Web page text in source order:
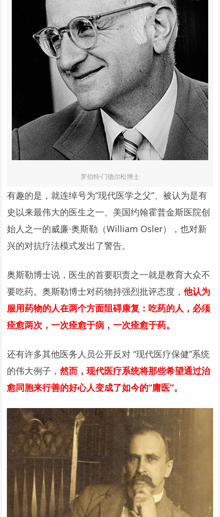
罗伯特·门德尔松博士
有趣的是，就连绰号为“现代医学之父”、被认为是有
史以来最伟大的医生之一、美国约翰霍普金斯医院创
始人之一的威廉·奥斯勒（William Osler），也对新
兴的对抗疗法模式发出了警告。
奥斯勒博士说，医生的首要职责之一就是教育大众不
要吃药。奥斯勒博士对药物持强烈批评态度，他认为
服用药物的人在两个方面阻碍康复：吃药的人，必须
痊愈两次，一次痊愈于病，一次痊愈于药。
还有许多其他医务人员公开反对 “现代医疗保健”系统
的伟大例子，然而，现代医疗系统将那些希望通过治
愈同胞来行善的好心人变成了如今的“庸医”。